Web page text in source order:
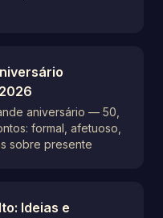
aniversário — 50,
formal, afetuoso,
sobre presente
Ideias e